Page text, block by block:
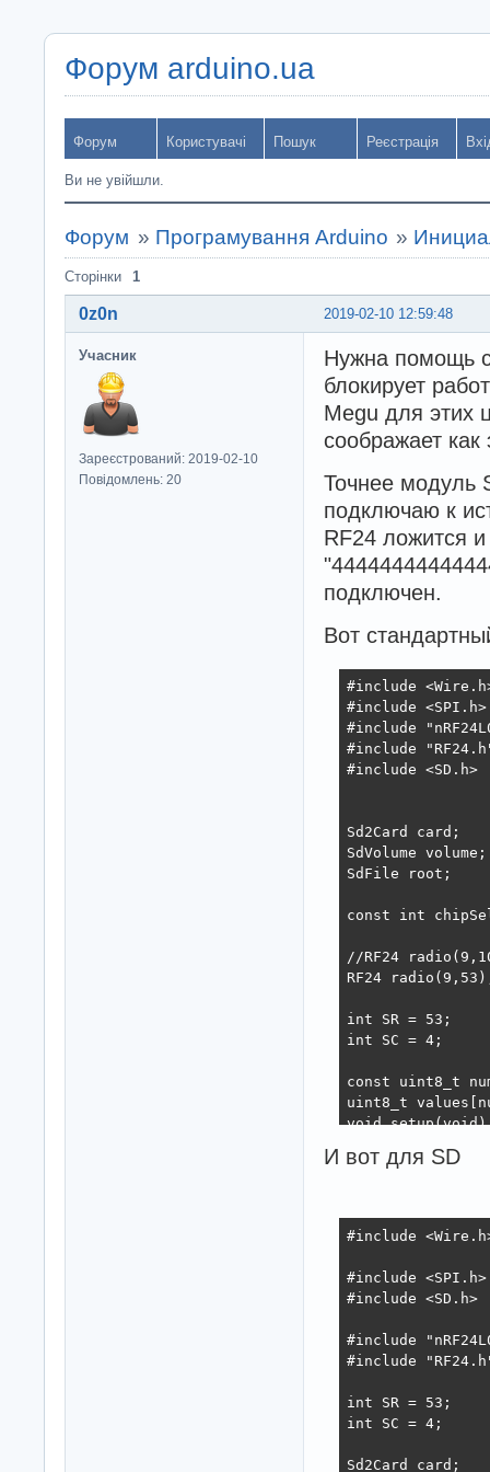
Форум arduino.ua
Форум Користувачі Пошук Реєстрація
Ви не увійшли.
Форум » Програмування Arduino »
Сторінки 1
2019-02-10 12:59:48
0z0n
Учасник
Зареєстрований: 2019-02-10
Повідомлень: 20
Нужна помощь
блокирует
Megu для этих
соображает
Точнее модуль
подключаю к
RF24 ложится
подключен.
Вот
#include
#include <SPI.h>
#include
#include
#include <SD.h>
Sd2Card card;
SdVolume volume;
SdFile root;
const int
//RF24
RF24
int SR = 53;
int SC = 4;
const uint8_t
uint8_t
void setup(void)
digitalWrite(9,
  radio.begin();
И вот для SD
#include
#include <SPI.h>
#include <SD.h>
#include
#include
int SR = 53;
int SC = 4;
Sd2Card card;